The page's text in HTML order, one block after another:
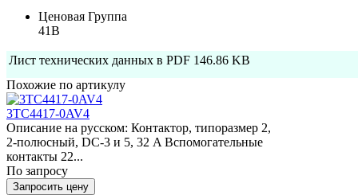
Ценовая Группа
41B
Лист технических данных в PDF 146.86 KB
Похожие по артикулу
3TC4417-0AV4
Описание на русском: Контактор, типоразмер 2,
2-полюсный, DC-3 и 5, 32 A Вспомогательные
контакты 22...
По запросу
Запросить цену